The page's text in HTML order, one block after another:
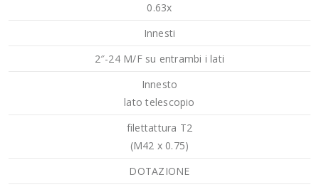
0.63x
Innesti
2″-24 M/F su entrambi i lati
Innesto
lato telescopio
filettattura T2
(M42 x 0.75)
DOTAZIONE